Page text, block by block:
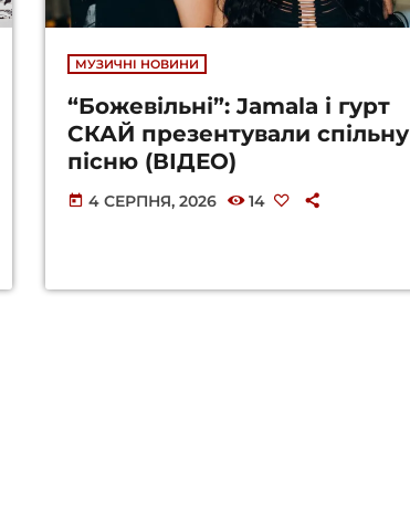
МУЗИЧНІ НОВИНИ
“Божевільні”: Jamala і гурт
СКАЙ презентували спільну
пісню (ВІДЕО)
today 4 СЕРПНЯ, 2026 14